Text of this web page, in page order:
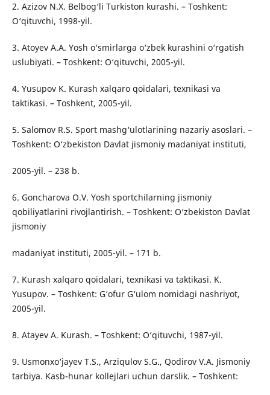
2. Azizov N.X. Belbog‘li Turkiston kurashi. – Toshkent:
O‘qituvchi, 1998-yil.
3. Atoyev A.A. Yosh o‘smirlarga o‘zbek kurashini o‘rgatish
uslubiyati. – Toshkent: O‘qituvchi, 2005-yil.
4. Yusupov K. Kurash xalqaro qoidalari, texnikasi va
taktikasi. – Toshkent, 2005-yil.
5. Salomov R.S. Sport mashg‘ulotlarining nazariy asoslari. –
Toshkent: O‘zbekiston Davlat jismoniy madaniyat instituti,
2005-yil. – 238 b.
6. Goncharova O.V. Yosh sportchilarning jismoniy
qobiliyatlarini rivojlantirish. – Toshkent: O‘zbekiston Davlat
jismoniy
madaniyat instituti, 2005-yil. – 171 b.
7. Kurash xalqaro qoidalari, texnikasi va taktikasi. K.
Yusupov. – Toshkent: G‘ofur G‘ulom nomidagi nashriyot,
2005-yil.
8. Atayev A. Kurash. – Toshkent: O‘qituvchi, 1987-yil.
9. Usmonxo‘jayev T.S., Arziqulov S.G., Qodirov V.A. Jismoniy
tarbiya. Kasb-hunar kollejlari uchun darslik. – Toshkent: